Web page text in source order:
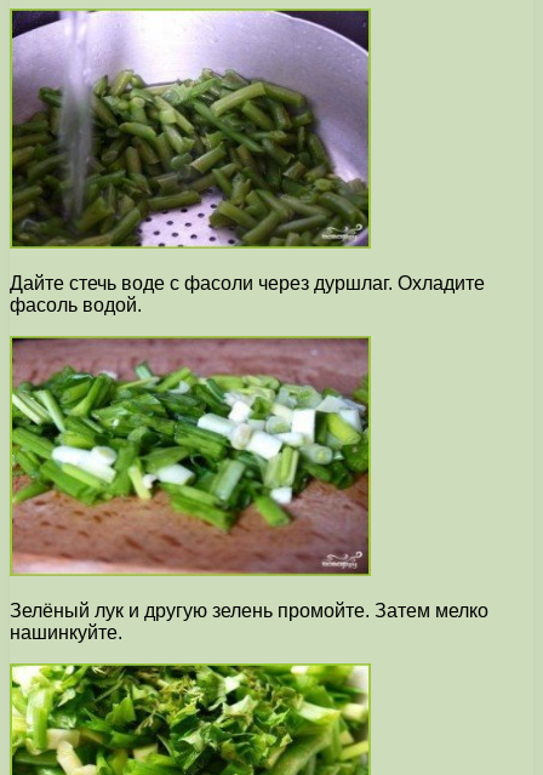
Дайте стечь воде с фасоли через дуршлаг. Охладите
фасоль водой.
Зелёный лук и другую зелень промойте. Затем мелко
нашинкуйте.